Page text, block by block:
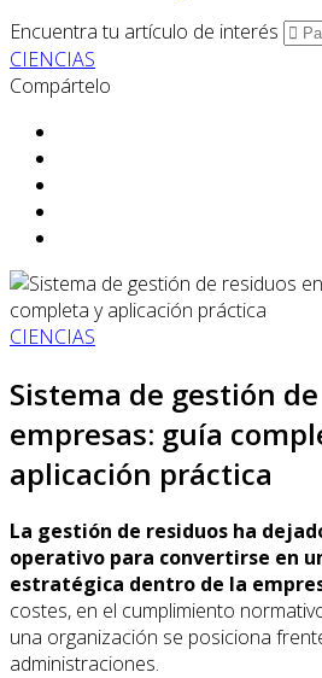
Encuentra tu artículo de interés
CIENCIAS
Compártelo
CIENCIAS
Sistema de gestión
empresas: guía
aplicación práctica
La gestión de residuos ha
operativo para convertirse en
estratégica dentro de la
costes, en el cumplimiento
una organización se posiciona
administraciones.